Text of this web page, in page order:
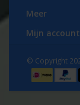
Meer
Mijn account
© Copyright